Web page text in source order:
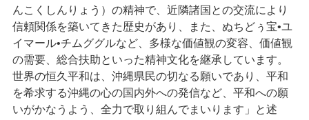
んこくしんりょう）の精神で、近隣諸国との交流により
信頼関係を築いてきた歴史があり、また、ぬちどぅ宝•ユ
イマール•チムググルなど、多様な価値観の変容、価値観
の需要、総合扶助といった精神文化を継承しています。
世界の恒久平和は、沖縄県民の切なる願いであり、平和
を希求する沖縄の心の国内外への発信など、平和への願
いがかなうよう、全力で取り組んでまいります」と述